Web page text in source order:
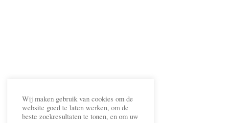
Wij maken gebruik van cookies om de
website goed te laten werken, om de
beste zoekresultaten te tonen, en om uw